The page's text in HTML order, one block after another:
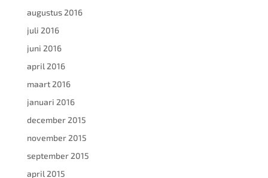
augustus 2016
juli 2016
juni 2016
april 2016
maart 2016
januari 2016
december 2015
november 2015
september 2015
april 2015